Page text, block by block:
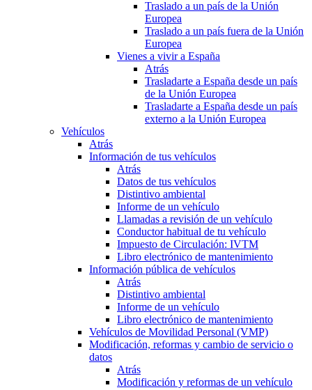
Traslado a un país de la Unión
Europea
Traslado a un país fuera de la Unión
Europea
Vienes a vivir a España
Atrás
Trasladarte a España desde un país
de la Unión Europea
Trasladarte a España desde un país
externo a la Unión Europea
Vehículos
Atrás
Información de tus vehículos
Atrás
Datos de tus vehículos
Distintivo ambiental
Informe de un vehículo
Llamadas a revisión de un vehículo
Conductor habitual de tu vehículo
Impuesto de Circulación: IVTM
Libro electrónico de mantenimiento
Información pública de vehículos
Atrás
Distintivo ambiental
Informe de un vehículo
Libro electrónico de mantenimiento
Vehículos de Movilidad Personal (VMP)
Modificación, reformas y cambio de servicio o
datos
Atrás
Modificación y reformas de un vehículo